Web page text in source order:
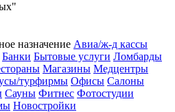
назначение Авиа/ж-д кассы
Банки Бытовые услуги Ломбарды
Магазины Медцентры
турфирмы Офисы Салоны
Сауны Фитнес Фотостудии
Новостройки